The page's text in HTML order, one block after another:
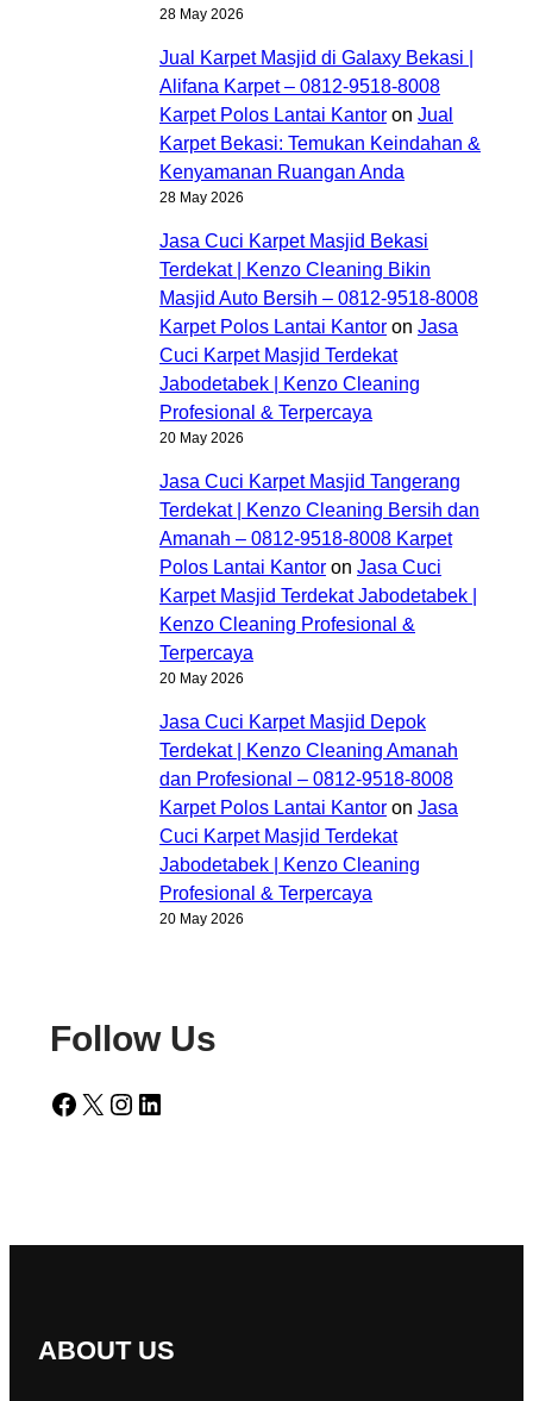
28 May 2026
Jual Karpet Masjid di Galaxy Bekasi |
Alifana Karpet – 0812-9518-8008
Karpet Polos Lantai Kantor on Jual
Karpet Bekasi: Temukan Keindahan &
Kenyamanan Ruangan Anda
28 May 2026
Jasa Cuci Karpet Masjid Bekasi
Terdekat | Kenzo Cleaning Bikin
Masjid Auto Bersih – 0812-9518-8008
Karpet Polos Lantai Kantor on Jasa
Cuci Karpet Masjid Terdekat
Jabodetabek | Kenzo Cleaning
Profesional & Terpercaya
20 May 2026
Jasa Cuci Karpet Masjid Tangerang
Terdekat | Kenzo Cleaning Bersih dan
Amanah – 0812-9518-8008 Karpet
Polos Lantai Kantor on Jasa Cuci
Karpet Masjid Terdekat Jabodetabek |
Kenzo Cleaning Profesional &
Terpercaya
20 May 2026
Jasa Cuci Karpet Masjid Depok
Terdekat | Kenzo Cleaning Amanah
dan Profesional – 0812-9518-8008
Karpet Polos Lantai Kantor on Jasa
Cuci Karpet Masjid Terdekat
Jabodetabek | Kenzo Cleaning
Profesional & Terpercaya
20 May 2026
Follow Us
Facebook X Instagram LinkedIn
ABOUT US